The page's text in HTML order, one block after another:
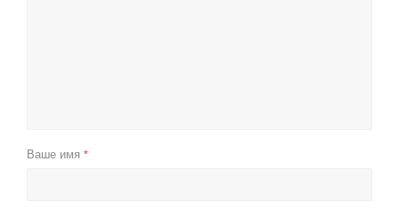
Ваше имя *